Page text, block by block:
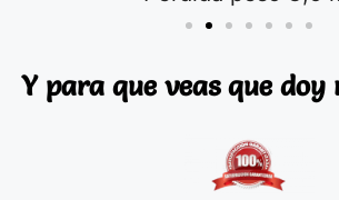
Y para que veas que